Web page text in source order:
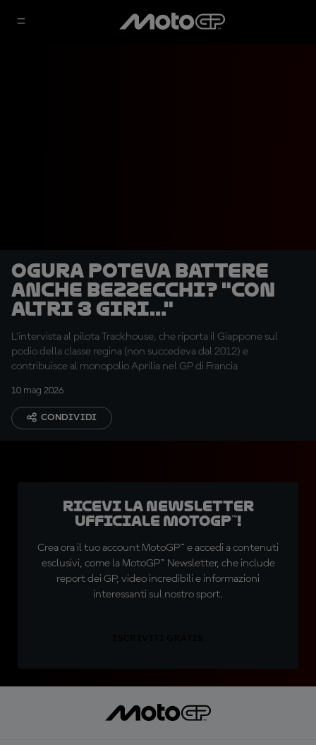
Ogura poteva battere
anche Bezzecchi? "Con
altri 3 giri..."
L'intervista al pilota Trackhouse, che riporta il Giappone sul
podio della classe regina (non succedeva dal 2012) e
contribuisce al monopolio Aprilia nel GP di Francia
10 mag 2026
CONDIVIDI
Ricevi la newsletter
ufficiale MotoGP™!
Crea ora il tuo account MotoGP™ e accedi a contenuti
esclusivi, come la MotoGP™ Newsletter, che include
report dei GP, video incredibili e informazioni
interessanti sul nostro sport.